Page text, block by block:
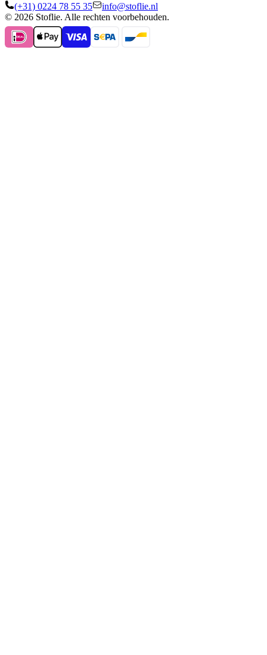
(+31) 0224 78 55 35
info@stoflie.nl
© 2026 Stoflie. Alle rechten voorbehouden.